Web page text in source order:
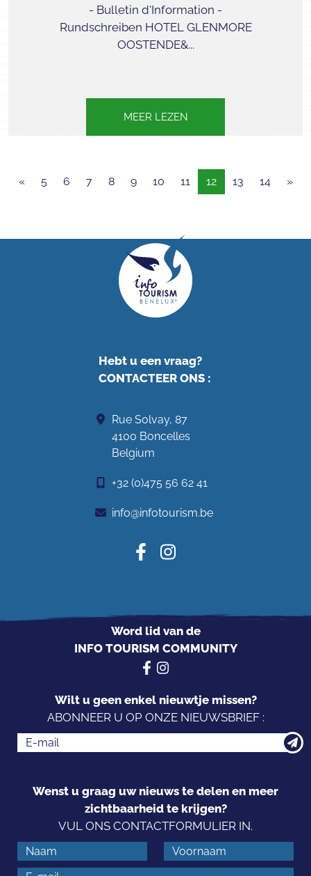
- Bulletin d'Information -
Rundschreiben HOTEL GLENMORE
OOSTENDE&...
MEER LEZEN
« 5 6 7 8 9 10 11 12 13 14 »
Hebt u een vraag?
CONTACTEER ONS:
Rue Solvay, 87
4100 Boncelles
Belgium
+32 (0)475 56 62 41
info@infotourism.be
Word lid van de
INFO TOURISM COMMUNITY
Wilt u geen enkel nieuwtje missen?
ABONNEER U OP ONZE NIEUWSBRIEF :
Wenst u graag uw nieuws te delen en meer
zichtbaarheid te krijgen?
VUL ONS CONTACTFORMULIER IN.